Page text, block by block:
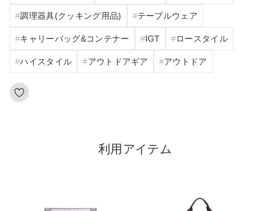
調理器具(クッキング用品) テーブルウェア
キャリーバッグ&コンテナー IGT ロースタイル
ハイスタイル アウトドアギア アウトドア
利用アイテム